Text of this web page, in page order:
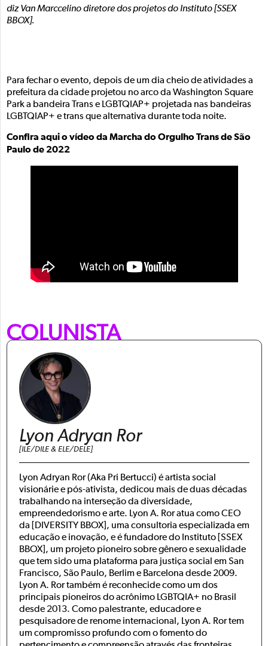
diz Van Marccelino diretore dos projetos do Instituto [SSEX
BBOX].
Para fechar o evento, depois de um dia cheio de atividades a
prefeitura da cidade projetou no arco da Washington Square
Park a bandeira Trans e LGBTQIAP+ projetada nas bandeiras
LGBTQIAP+ e trans que alternativa durante toda noite.
Confira aqui o vídeo da Marcha do Orgulho Trans de São
Paulo de 2022
COLUNISTA
Lyon Adryan Ror
[ILE/DILE & ELE/DELE]
Lyon Adryan Ror (Aka Pri Bertucci) é artista social
visionárie e pós-ativista, dedicou mais de duas décadas
trabalhando na interseção da diversidade,
empreendedorismo e arte. Lyon A. Ror atua como CEO
da [DIVERSITY BBOX], uma consultoria especializada em
educação e inovação, e é fundadore do Instituto [SSEX
BBOX], um projeto pioneiro sobre gênero e sexualidade
que tem sido uma plataforma para justiça social em San
Francisco, São Paulo, Berlim e Barcelona desde 2009.
Lyon A. Ror também é reconhecide como um dos
principais pioneiros do acrônimo LGBTQIA+ no Brasil
desde 2013. Como palestrante, educadore e
pesquisadore de renome internacional, Lyon A. Ror tem
um compromisso profundo com o fomento do